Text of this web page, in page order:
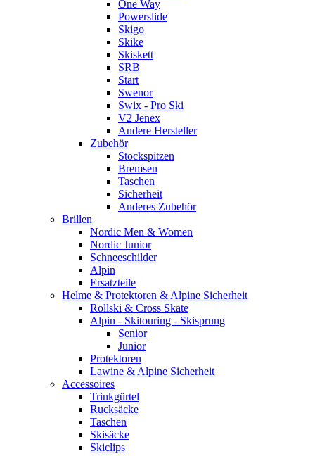
One Way
Powerslide
Skigo
Skike
Skiskett
SRB
Start
Swenor
Swix - Pro Ski
V2 Jenex
Andere Hersteller
Zubehör
Stockspitzen
Bremsen
Taschen
Sicherheit
Anderes Zubehör
Brillen
Nordic Men & Women
Nordic Junior
Schneeschilder
Alpin
Ersatzteile
Helme & Protektoren & Alpine Sicherheit
Rollski & Cross Skate
Alpin - Skitouring - Skisprung
Senior
Junior
Protektoren
Lawine & Alpine Sicherheit
Accessoires
Trinkgürtel
Rucksäcke
Taschen
Skisäcke
Skiclips